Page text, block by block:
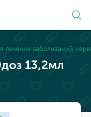
лечения заболеваний
13,2мл